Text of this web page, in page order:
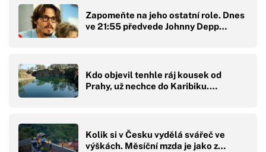
Zapomeňte na jeho ostatní role. Dnes
ve 21:55 předvede Johnny Depp…
Kdo objevil tenhle ráj kousek od
Prahy, už nechce do Karibiku.…
Kolik si v Česku vydělá svářeč ve
výškách. Měsíční mzda je jako z…